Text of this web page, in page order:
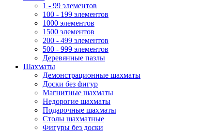
1 - 99 элементов
100 - 199 элементов
1000 элементов
1500 элементов
200 - 499 элементов
500 - 999 элементов
Деревянные пазлы
Шахматы
Демонстрационные шахматы
Доски без фигур
Магнитные шахматы
Недорогие шахматы
Подарочные шахматы
Столы шахматные
Фигуры без доски